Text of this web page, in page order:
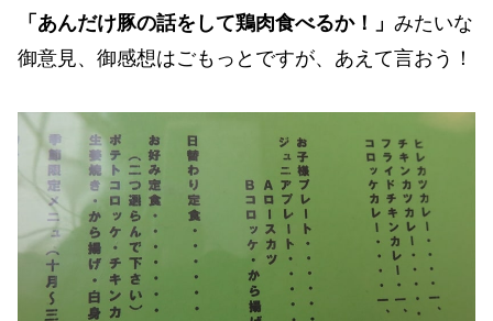
「あんだけ豚の話をして鶏肉食べるか！」 みたいな
御意見、御感想はごもっとですが、あえて言おう！